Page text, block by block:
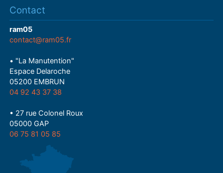
Contact
ram05
contact@ram05.fr
• "La Manutention"
Espace Delaroche
05200 EMBRUN
04 92 43 37 38
• 27 rue Colonel Roux
05000 GAP
06 75 81 05 85